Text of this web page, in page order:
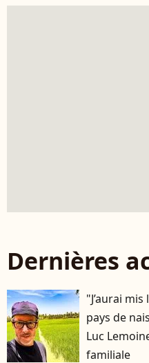
Dernières
"J’aurai
pays de
Luc
familiale